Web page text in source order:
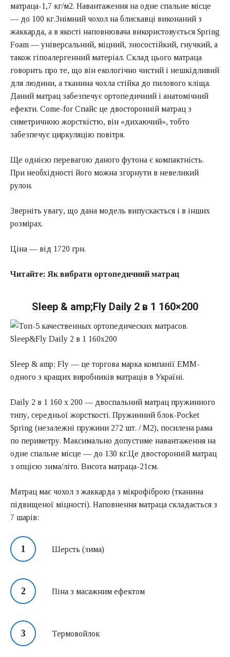
матраца-1,7 кг/м2. Навантаження на одне спальне місце
— до 100 кг.Знімний чохол на блискавці виконаний з
жаккарда, а в якості наповнювача використовується Spring
Foam — універсальний, міцний, зносостійкий, гнучкий, а
також гіпоалергенний матеріал. Склад цього матраца
говорить про те, що він екологічно чистий і нешкідливий
для людини, а тканина чохла стійка до пилового кліща.
Даний матрац забезпечує ортопедичний і анатомічний
ефекти. Come-for Спайс це двосторонній матрац з
симетричною жорсткістю, він «дихаючий», тобто
забезпечує циркуляцію повітря.
Ще однією перевагою даного футона є компактність.
При необхідності його можна згорнути в невеликий
рулон.
Зверніть увагу, що дана модель випускається і в інших
розмірах.
Ціна — від 1720 грн.
Читайте: Як вибрати ортопедичний матрац
Sleep & amp;Fly Daily 2 в 1 160×200
Sleep & amp; Fly — це торгова марка компанії EMM-
одного з кращих виробників матраців в Україні.
Daily 2 в 1 160 х 200 — двоспальний матрац пружинного
типу, середньої жорсткості. Пружинний блок-Pocket
Spring (незалежні пружини 272 шт. / М2), посилена рама
по периметру. Максимально допустиме навантаження на
одне спальне місце — до 130 кг.Це двосторонній матрац
з опцією зима/літо. Висота матраца-21см.
Матрац має чохол з жаккарда з мікрофіброю (тканина
підвищеної міцності). Наповнення матраца складається з
7 шарів:
Шерсть (зима)
Піна з масажним ефектом
Термовойлок